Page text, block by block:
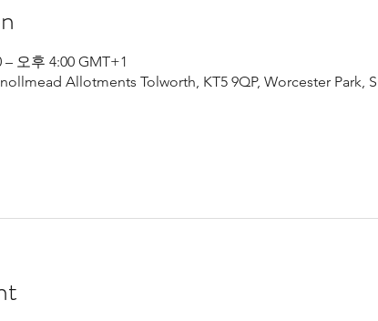
– 오후 4:00 GMT+1
Allotments Tolworth, KT5 9QP, Worcester Park,